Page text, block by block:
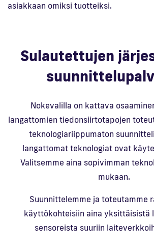
asiakkaan omiksi tuotteiksi.
Sulautettujen
Nokevalilla on kattava
langattomien tiedonsiirtotapojen
teknologiariippumaton
langattomat teknologiat ovat
Valitsemme aina sopivimman
mukaan.
Suunnittelemme ja toteutamme
käyttökohteisiin aina yksittäisistä
sensoreista suuriin